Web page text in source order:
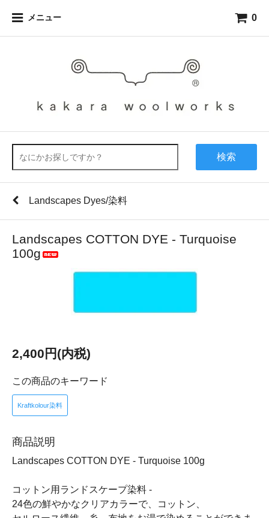
メニュー 0
検索
Landscapes Dyes/染料
Landscapes COTTON DYE - Turquoise
100g
2,400円(内税)
この商品のキーワード
Kraftkolour染料
商品説明
Landscapes COTTON DYE - Turquoise 100g
コットン用ランドスケープ染料 -
24色の鮮やかなクリアカラーで、コットン、